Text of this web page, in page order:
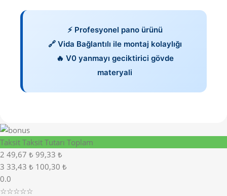
⚡ Profesyonel pano ürünü
🔗 Vida Bağlantılı ile montaj kolaylığı
🔥 V0 yanmayı geciktirici gövde
materyali
Taksit Taksit Tutarı Toplam
2 49,67 ₺ 99,33 ₺
3 33,43 ₺ 100,30 ₺
0.0
☆☆☆☆☆